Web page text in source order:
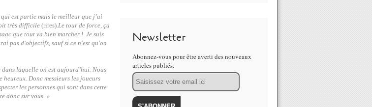
est partie mais le meilleur que j’ai
très difficile (rires).Le tour de force, ça
que tout va bien marcher ! Je suis
pas d'objectifs, sauf si ce n'est qu'on
laquelle on est aujourd’hui. Nous
Donc messieurs les joueurs
les personnes qui sont dans cette
donc sur vous. »
Newsletter
Abonnez-vous pour être averti des nouveaux
articles publiés.
Email